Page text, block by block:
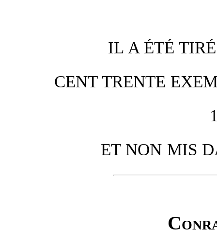
IL A ÉTÉ
CENT TRENTE
ET NON MIS